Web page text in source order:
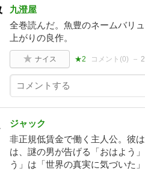
九澄屋
全巻読んだ。魚豊のネームバリ
上がりの良作。
ナイス ★2 コメント(0)
ジャック
非正規低賃金で働く主人公。彼
は、謎の男が告げる「おはよう
う」は「世界の真実に気づいた